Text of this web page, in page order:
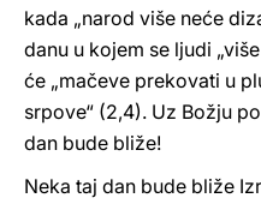
kada „narod više neće
danu u kojem se ljudi
će „mačeve prekovati u
srpove“ (2,4). Uz Božju
dan bude bliže!
Neka taj dan bude bliže